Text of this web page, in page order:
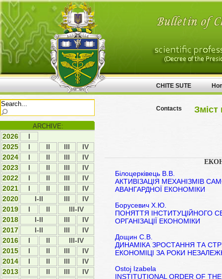
ARCHIVE:
2026
І
2025
І ІI ІII
ІV
2024
І ІI ІII
ІV
2023
І ІI ІII
ІV
2022
І ІI ІII
ІV
2021
І ІI ІII
IV
2020
I-II ІII
IV
2019
І ІI
III-IV
2018
I-II ІІІ
ІV
2017
I-II ІІІ
IV
2016
I II
III-IV
2015
І ІІ ІІІ
IV
2014
І ІІ ІІІ
ІV
2013
І ІІ ІІІ
ІV
CHITE SUTE
Contacts
Білоцерківець В.В.
АКТИВІЗАЦІЯ МЕХАНІЗМІВ
АВАНГАРДНОЇ ЕКОНОМІКИ
Борусевич Х.Ю.
ПОНЯТТЯ ІНСТИТУЦІЙНОГО
ОРГАНІЗАЦІЇ ЕКОНОМІКИ
Дощин С.В.
ДИНАМІКА ЗРОСТАННЯ ТА
ЕКОНОМІЦІ ЗА РОКИ
Ostoj Izabela
INSTITUTIONAL ORDER OF